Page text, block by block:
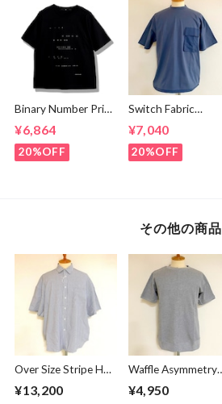
Binary Number Print
T-shirts Black
¥6,864
20%OFF
Switch Fabric
Pocket T-shirts
Ash Navy
¥7,040
20%OFF
その他の商品
Over Size Stripe Half
Sleeve Shirts
White / Black
¥13,200
Waffle Asymmetry
Crew Neck S/S
Sweat Gray
¥4,950